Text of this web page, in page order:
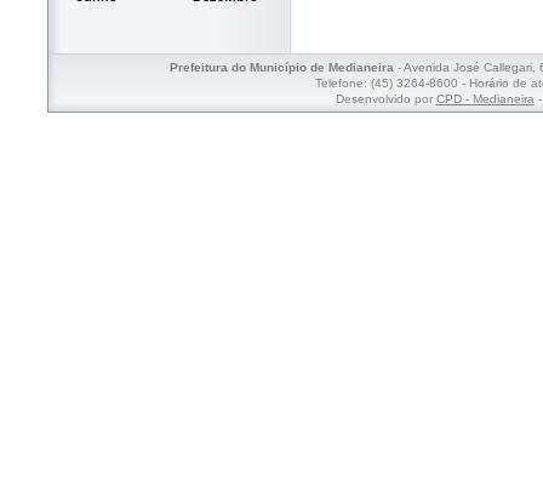
Prefeitura do Município de Medianeira- Avenida José Callegari,
Telefone: (45) 3264-8600 - Horário de
Desenvolvido por CPD - Medianeira-